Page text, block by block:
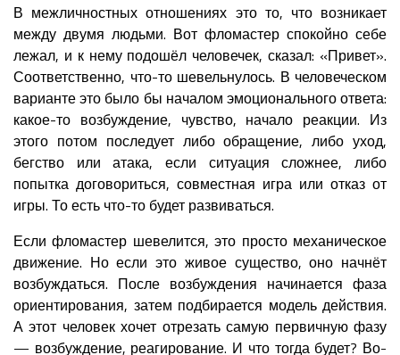
В межличностных отношениях это то, что возникает
между двумя людьми. Вот фломастер спокойно себе
лежал, и к нему подошёл человечек, сказал: «Привет».
Соответственно, что-то шевельнулось. В человеческом
варианте это было бы началом эмоционального ответа:
какое-то возбуждение, чувство, начало реакции. Из
этого потом последует либо обращение, либо уход,
бегство или атака, если ситуация сложнее, либо
попытка договориться, совместная игра или отказ от
игры. То есть что-то будет развиваться.
Если фломастер шевелится, это просто механическое
движение. Но если это живое существо, оно начнёт
возбуждаться. После возбуждения начинается фаза
ориентирования, затем подбирается модель действия.
А этот человек хочет отрезать самую первичную фазу
— возбуждение, реагирование. И что тогда будет? Во-